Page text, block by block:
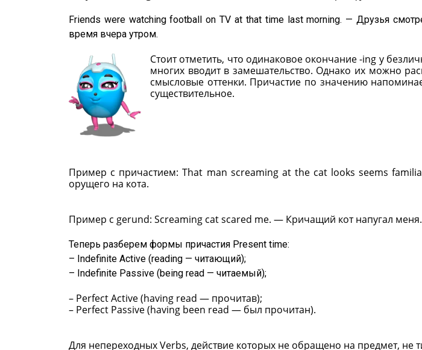
Friends were watching football on TV at that time last morning. — Друзья
время вчера утром.
Стоит отметить, что одинаковое окончание -ing у
многих вводит в замешательство. Однако их можно
смысловые оттенки. Причастие по значению
существительное.
Пример с причастием: That man screaming at the cat looks seems
орущего на кота.
Пример с gerund: Screaming cat scared me. — Кричащий кот напугал меня.
Теперь разберем формы причастия Present time:
– Indefinite Active (reading — читающий);
– Indefinite Passive (being read — читаемый);
– Perfect Active (having read — прочитав);
– Perfect Passive (having been read — был прочитан).
Для непереходных Verbs, действие которых не обращено на предмет, не